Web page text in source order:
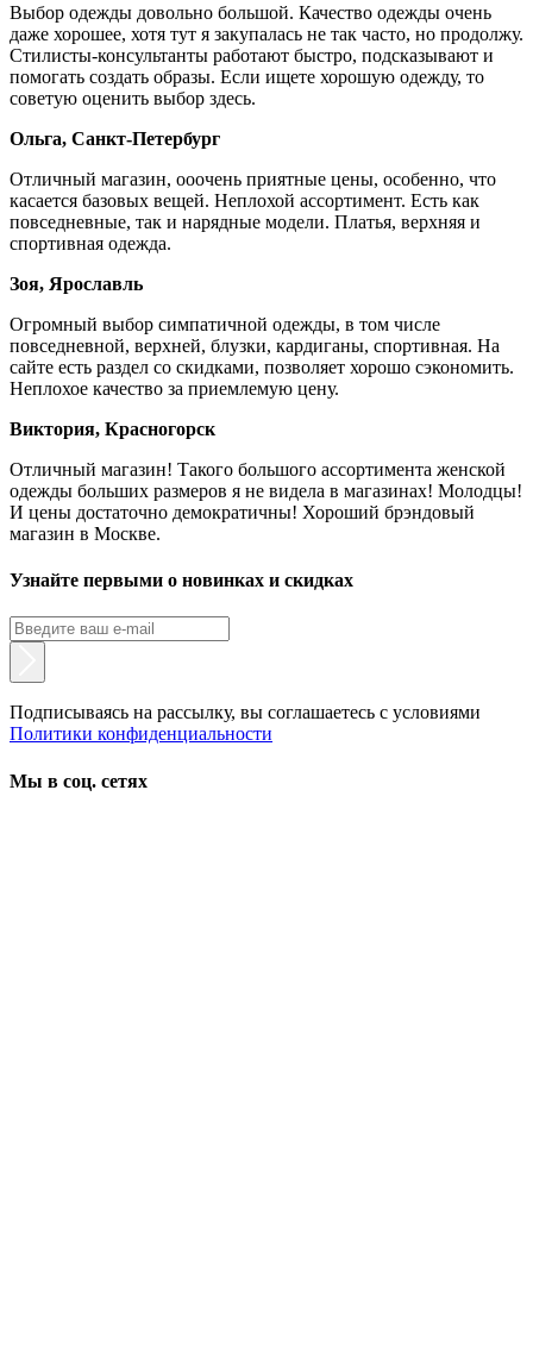
Выбор одежды довольно большой. Качество одежды очень
даже хорошее, хотя тут я закупалась не так часто, но продолжу.
Стилисты-консультанты работают быстро, подсказывают и
помогать создать образы. Если ищете хорошую одежду, то
советую оценить выбор здесь.
Ольга, Санкт-Петербург
Отличный магазин, ооочень приятные цены, особенно, что
касается базовых вещей. Неплохой ассортимент. Есть как
повседневные, так и нарядные модели. Платья, верхняя и
спортивная одежда.
Зоя, Ярославль
Огромный выбор симпатичной одежды, в том числе
повседневной, верхней, блузки, кардиганы, спортивная. На
сайте есть раздел со скидками, позволяет хорошо сэкономить.
Неплохое качество за приемлемую цену.
Виктория, Красногорск
Отличный магазин! Такого большого ассортимента женской
одежды больших размеров я не видела в магазинах! Молодцы!
И цены достаточно демократичны! Хороший брэндовый
магазин в Москве.
Узнайте первыми о новинках и скидках
Подписываясь на рассылку, вы соглашаетесь с условиями
Политики конфиденциальности
Мы в соц. сетях